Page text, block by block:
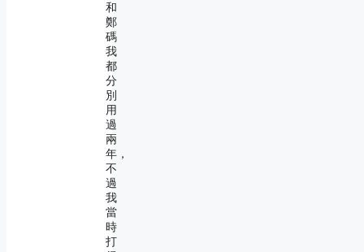
和
鄭
碼
我
都
分
別
用
過
兩
年，
不
過
我
當
時
打